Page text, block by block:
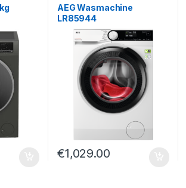
AEG Wasmachine
LR85944
€1,029.00